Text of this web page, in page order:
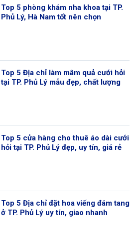
Top 5 phòng khám nha khoa tại TP.
Phủ Lý, Hà Nam tốt nên chọn
Top 5 Địa chỉ làm mâm quả cưới hỏi
tại TP. Phủ Lý mẫu đẹp, chất lượng
Top 5 cửa hàng cho thuê áo dài cưới
hỏi tại TP. Phủ Lý đẹp, uy tín, giá rẻ
Top 5 Địa chỉ đặt hoa viếng đám tang
ở TP. Phủ Lý uy tín, giao nhanh